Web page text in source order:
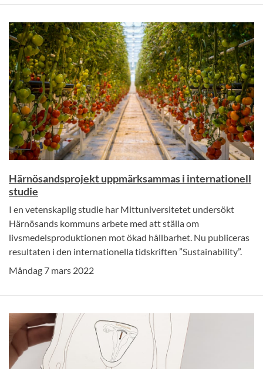
Härnösandsprojekt uppmärksammas i internationell
studie
I en vetenskaplig studie har Mittuniversitetet undersökt
Härnösands kommuns arbete med att ställa om
livsmedelsproduktionen mot ökad hållbarhet. Nu publiceras
resultaten i den internationella tidskriften ”Sustainability”.
Måndag 7 mars 2022